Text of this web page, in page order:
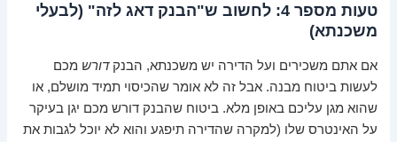
טעות מספר 4: לחשוב ש"הבנק דאג לזה" (לבעלי
משכנתא)
אם אתם משכירים ועל הדירה יש משכנתא, הבנקדורש מכם
לעשות ביטוח מבנה. אבל זה לא אומר שהכיסוי תמיד מושלם, או
שהוא מגן עליכם באופן מלא. ביטוח שהבנק דורש מכם יגן בעיקר
על האינטרס שלו (למקרה שהדירה תיפגע והוא לא יוכל לגבות את